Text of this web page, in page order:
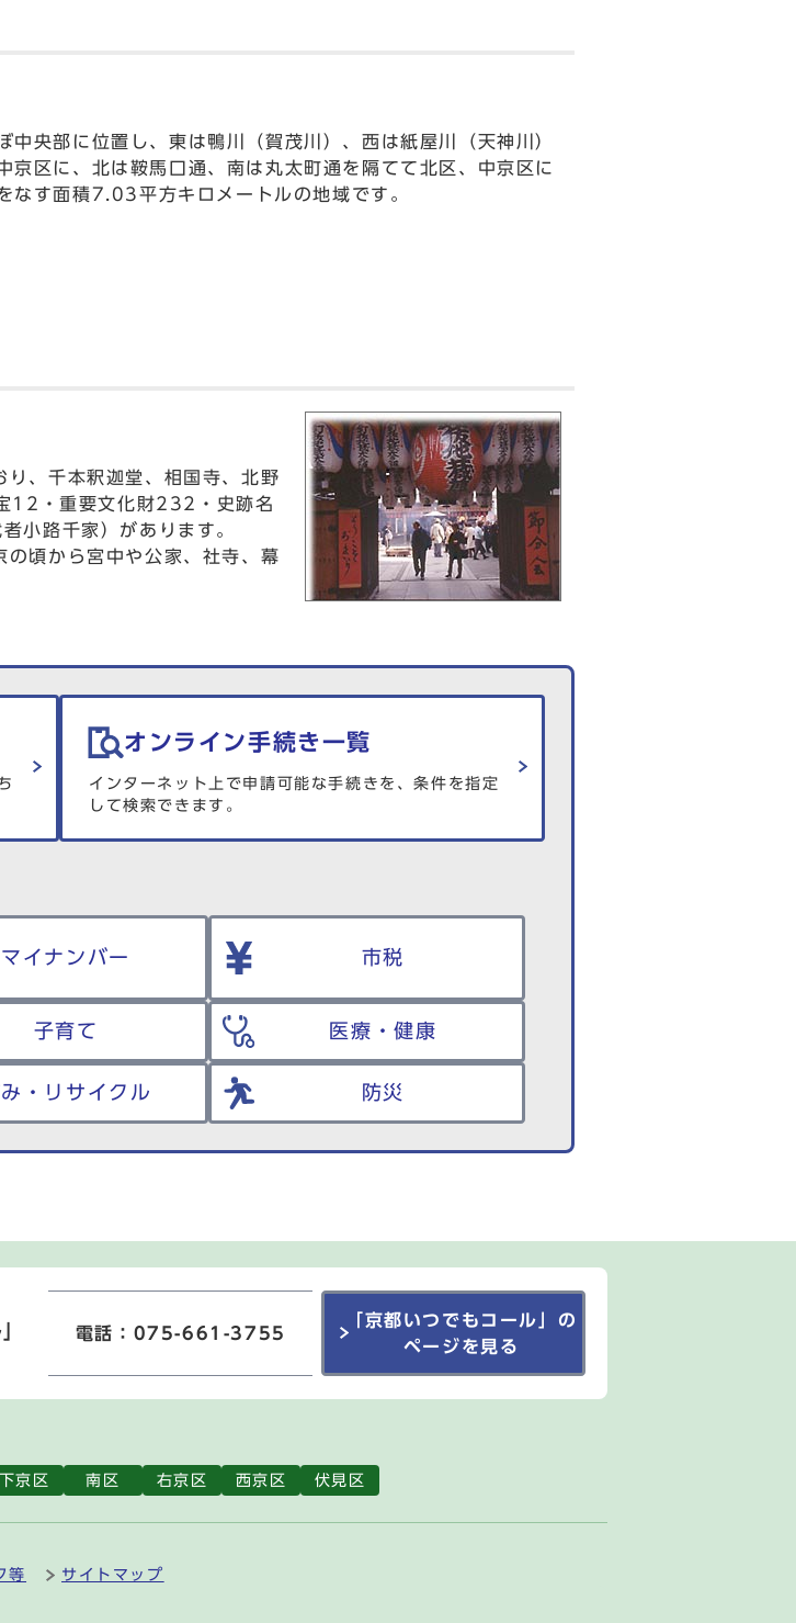
央部に位置し、東は鴨川（賀茂川）、西は紙屋川（天神川）
京区に、北は鞍馬口通、南は丸太町通を隔てて北区、中京区に
なす面積7.03平方キロメートルの地域です。
、千本釈迦堂、相国寺、北野
12・重要文化財232・史跡名
小路千家）があります。
頃から宮中や公家、社寺、幕
オンライン手続き一覧
インターネット上で申請可能な手続きを、条件を指定
して検索できます。
マイナンバー 市税
子育て 医療・健康
み・リサイクル 防災
電話：075-661-3755
「京都いつでもコール」の
ページを見る
下京区 南区 右京区 西京区 伏見区
等 サイトマップ